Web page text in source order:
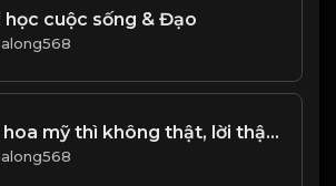
học cuộc sống & Đạo
Lời hoa mỹ thì không thật, lời thật thì khó nghe! & Đạo